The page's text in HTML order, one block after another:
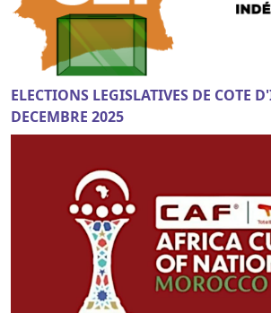
ELECTIONS LEGISLATIVES DE COTE
DECEMBRE 2025